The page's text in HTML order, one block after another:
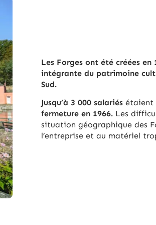
Les Forges ont été créées
intégrante du patrimoine
Sud.
Jusqu’à 3 000 salariésétaient
fermeture en 1966. Les
situation géographique des
l’entreprise et au matériel